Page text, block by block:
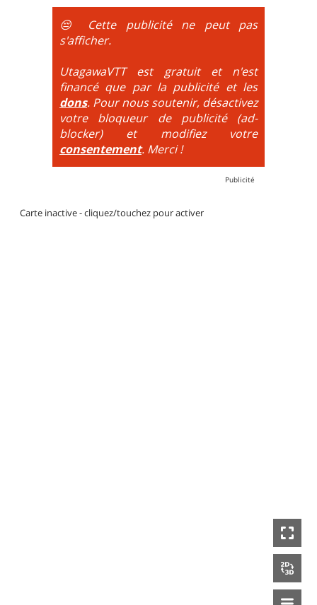
obligatoire.
DH / Gravity : Seule la descente se passe sur le vélo.
La montée est faite via navette ou remontée
mécanique. La difficulté de la descente est indiquée
par des couleurs lorsqu'il s'agit de bikeparks. Vélo
tout suspendu et protections du corps obligatoires.
😔 Cette publicité ne peut pas
s'afficher.
UtagawaVTT est gratuit et n'est
financé que par la publicité et les
dons. Pour nous soutenir, désactivez
votre bloqueur de publicité (ad-
blocker) et modifiez votre
consentement. Merci !